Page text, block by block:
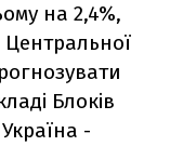
на 2,4%,
Центральної
Блоків
-